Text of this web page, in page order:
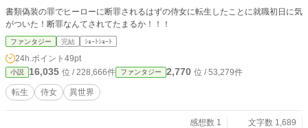
書類偽装の罪でヒーローに断罪されるはずの侍女に転生したことに就職初日に気
がついた！断罪なんてされてたまるか！！！
ファンタジー 完結 ｼｮｰﾄｼｮｰﾄ
24h.ポイント 49pt
小説 16,035 位 / 228,666件 ファンタジー 2,770 位 / 53,279件
転生 侍女 異世界
感想数 1
文字数 1,689